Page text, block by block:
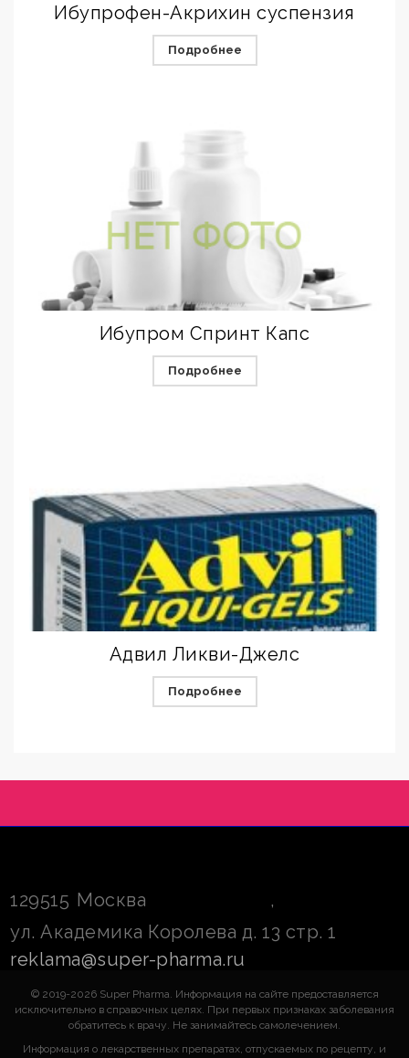
Ибупрофен-Акрихин суспензия
Подробнее
Ибупром Спринт Капс
Подробнее
Адвил Ликви-Джелс
Подробнее
129515 Москва
,
ул. Академика Королева д. 13 стр. 1
reklama@super-pharma.ru
© 2019-2026 Super Pharma. Информация на сайте предоставляется
исключительно в справочных целях. При первых признаках заболевания
обратитесь к врачу. Не занимайтесь самолечением.
Информация о лекарственных препаратах, отпускаемых по рецепту, и